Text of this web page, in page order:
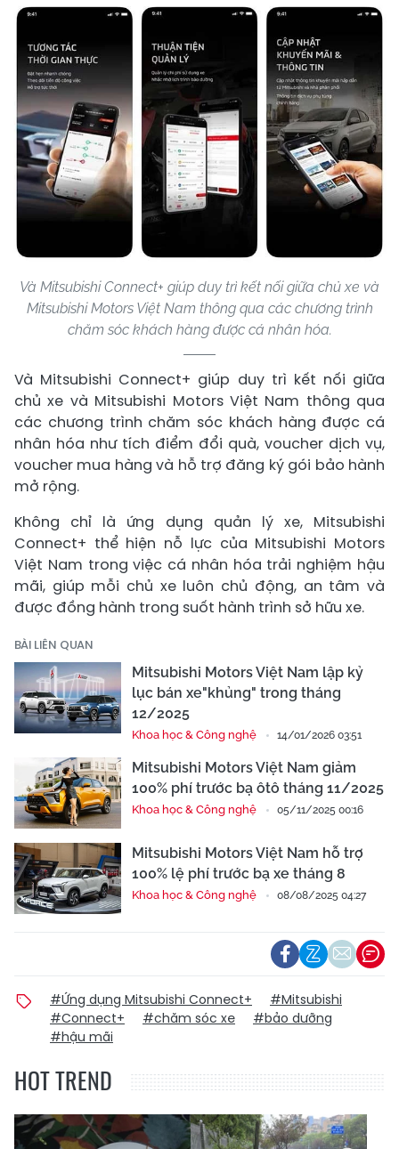
Và Mitsubishi Connect+ giúp duy trì kết nối giữa chủ xe và
Mitsubishi Motors Việt Nam thông qua các chương trình
chăm sóc khách hàng được cá nhân hóa.
Và Mitsubishi Connect+ giúp duy trì kết nối giữa
chủ xe và Mitsubishi Motors Việt Nam thông qua
các chương trình chăm sóc khách hàng được cá
nhân hóa như tích điểm đổi quà, voucher dịch vụ,
voucher mua hàng và hỗ trợ đăng ký gói bảo hành
mở rộng.
Không chỉ là ứng dụng quản lý xe, Mitsubishi
Connect+ thể hiện nỗ lực của Mitsubishi Motors
Việt Nam trong việc cá nhân hóa trải nghiệm hậu
mãi, giúp mỗi chủ xe luôn chủ động, an tâm và
được đồng hành trong suốt hành trình sở hữu xe.
BÀI LIÊN QUAN
Mitsubishi Motors Việt Nam lập kỷ
lục bán xe"khủng" trong tháng
12/2025
Khoa học & Công nghệ 14/01/2026 03:51
Mitsubishi Motors Việt Nam giảm
100% phí trước bạ ôtô tháng 11/2025
Khoa học & Công nghệ 05/11/2025 00:16
Mitsubishi Motors Việt Nam hỗ trợ
100% lệ phí trước bạ xe tháng 8
Khoa học & Công nghệ 08/08/2025 04:27
#Ứng dụng Mitsubishi Connect+
#Mitsubishi
#hậu mãi